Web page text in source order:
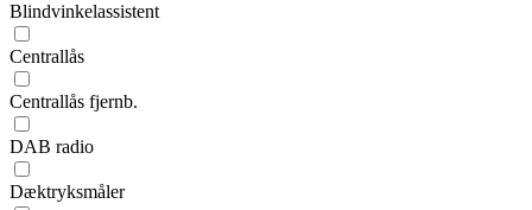
Blindvinkelassistent
Centrallås
Centrallås fjernb.
DAB radio
Dæktryksmåler